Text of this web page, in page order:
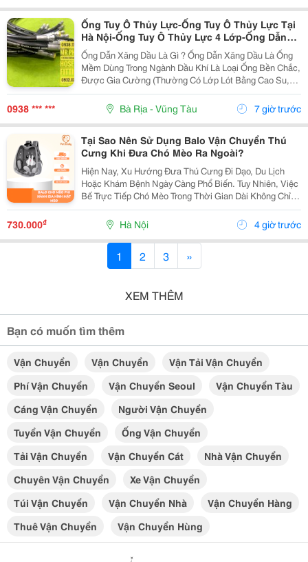
Ống Tuy Ô Thủy Lực-Ống Tuy Ô Thủy Lực Tại
Hà Nội-Ống Tuy Ô Thủy Lực 4 Lớp-Ống Dẫn
Dầu Thủy Lực-Đầu Nối Ống Đầu Thủy Lực
-Ống Tuy Ô Thủy Lực-Ống Nối Thủy Lực- Cút
Nối Ống Thủy Lực -Đầu Cút Ống Thủy Lực-
Dây Thủy Lực-Ongthuyluc
Ống Dẫn Xăng Dầu Là Gì ? Ống Dẫn Xăng Dầu Là Ống
Mềm Dùng Trong Ngành Dầu Khí Là Loại Ống Bền Chắc,
Được Gia Cường (Thường Có Lớp Lót Bằng Cao Su,
Pvc Hoặc Ptfe), Được Thiết Kế Để Vận Chuyển Nhiên
Liệu Và Dầu Một Cách An Toàn Như Xăng, Dầu...
0938 *** *** Bà Rịa - Vũng Tàu 7 giờ trước
Tại Sao Nên Sử Dụng Balo Vận Chuyển Thú
Cưng Khi Đưa Chó Mèo Ra Ngoài?
Hiện Nay, Xu Hướng Đưa Thú Cưng Đi Dạo, Du Lịch
Hoặc Khám Bệnh Ngày Càng Phổ Biến. Tuy Nhiên, Việc
Bế Trực Tiếp Chó Mèo Trong Thời Gian Dài Không Chỉ
Khiến Chủ Nuôi Mệt Mỏi Mà Còn Tiềm Ẩn Nhiều Rủi Ro
Nếu Thú Cưng Hoảng Sợ Hoặc Nhảy Khỏi Tay. Chính...
730.000₫ Hà Nội 4 giờ trước
1 2 3 »
XEM THÊM
Bạn có muốn tìm thêm
Vận Chuyển Vận Chuyển
Vận Tải Vận Chuyển
Phí Vận Chuyển
Vận Chuyển Seoul
Vận Chuyển Tàu
Cáng Vận Chuyển
Người Vận Chuyển
Tuyển Vận Chuyển
Ống Vận Chuyển
Tải Vận Chuyển
Vận Chuyển Cát
Nhà Vận Chuyển
Chuyên Vận Chuyển
Xe Vận Chuyển
Túi Vận Chuyển
Vận Chuyển Nhà
Vận Chuyển Hàng
Thuê Vận Chuyển
Vận Chuyển Hùng